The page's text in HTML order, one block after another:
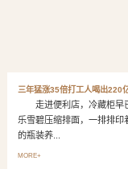
三年猛涨35倍打工人喝出220
走进便利店，冷藏柜早
乐雪碧压缩排面，一排排
的瓶装养...
MORE+